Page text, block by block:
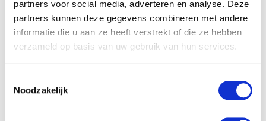
partners voor social media, adverteren en analyse. Deze
partners kunnen deze gegevens combineren met andere
informatie die u aan ze heeft verstrekt of die ze hebben
verzameld op basis van uw gebruik van hun services.
Noodzakelijk
Ty Big eye beanie knuffel